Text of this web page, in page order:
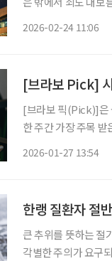
2026-02-24 11:06
[브라보 Pick]
[브라보 픽(Pick)]은
한 주간 가장 주목
2026-01-27 13:54
한랭 질환자 절
큰 추위를 뜻하는 절
각별한 주의가 요구